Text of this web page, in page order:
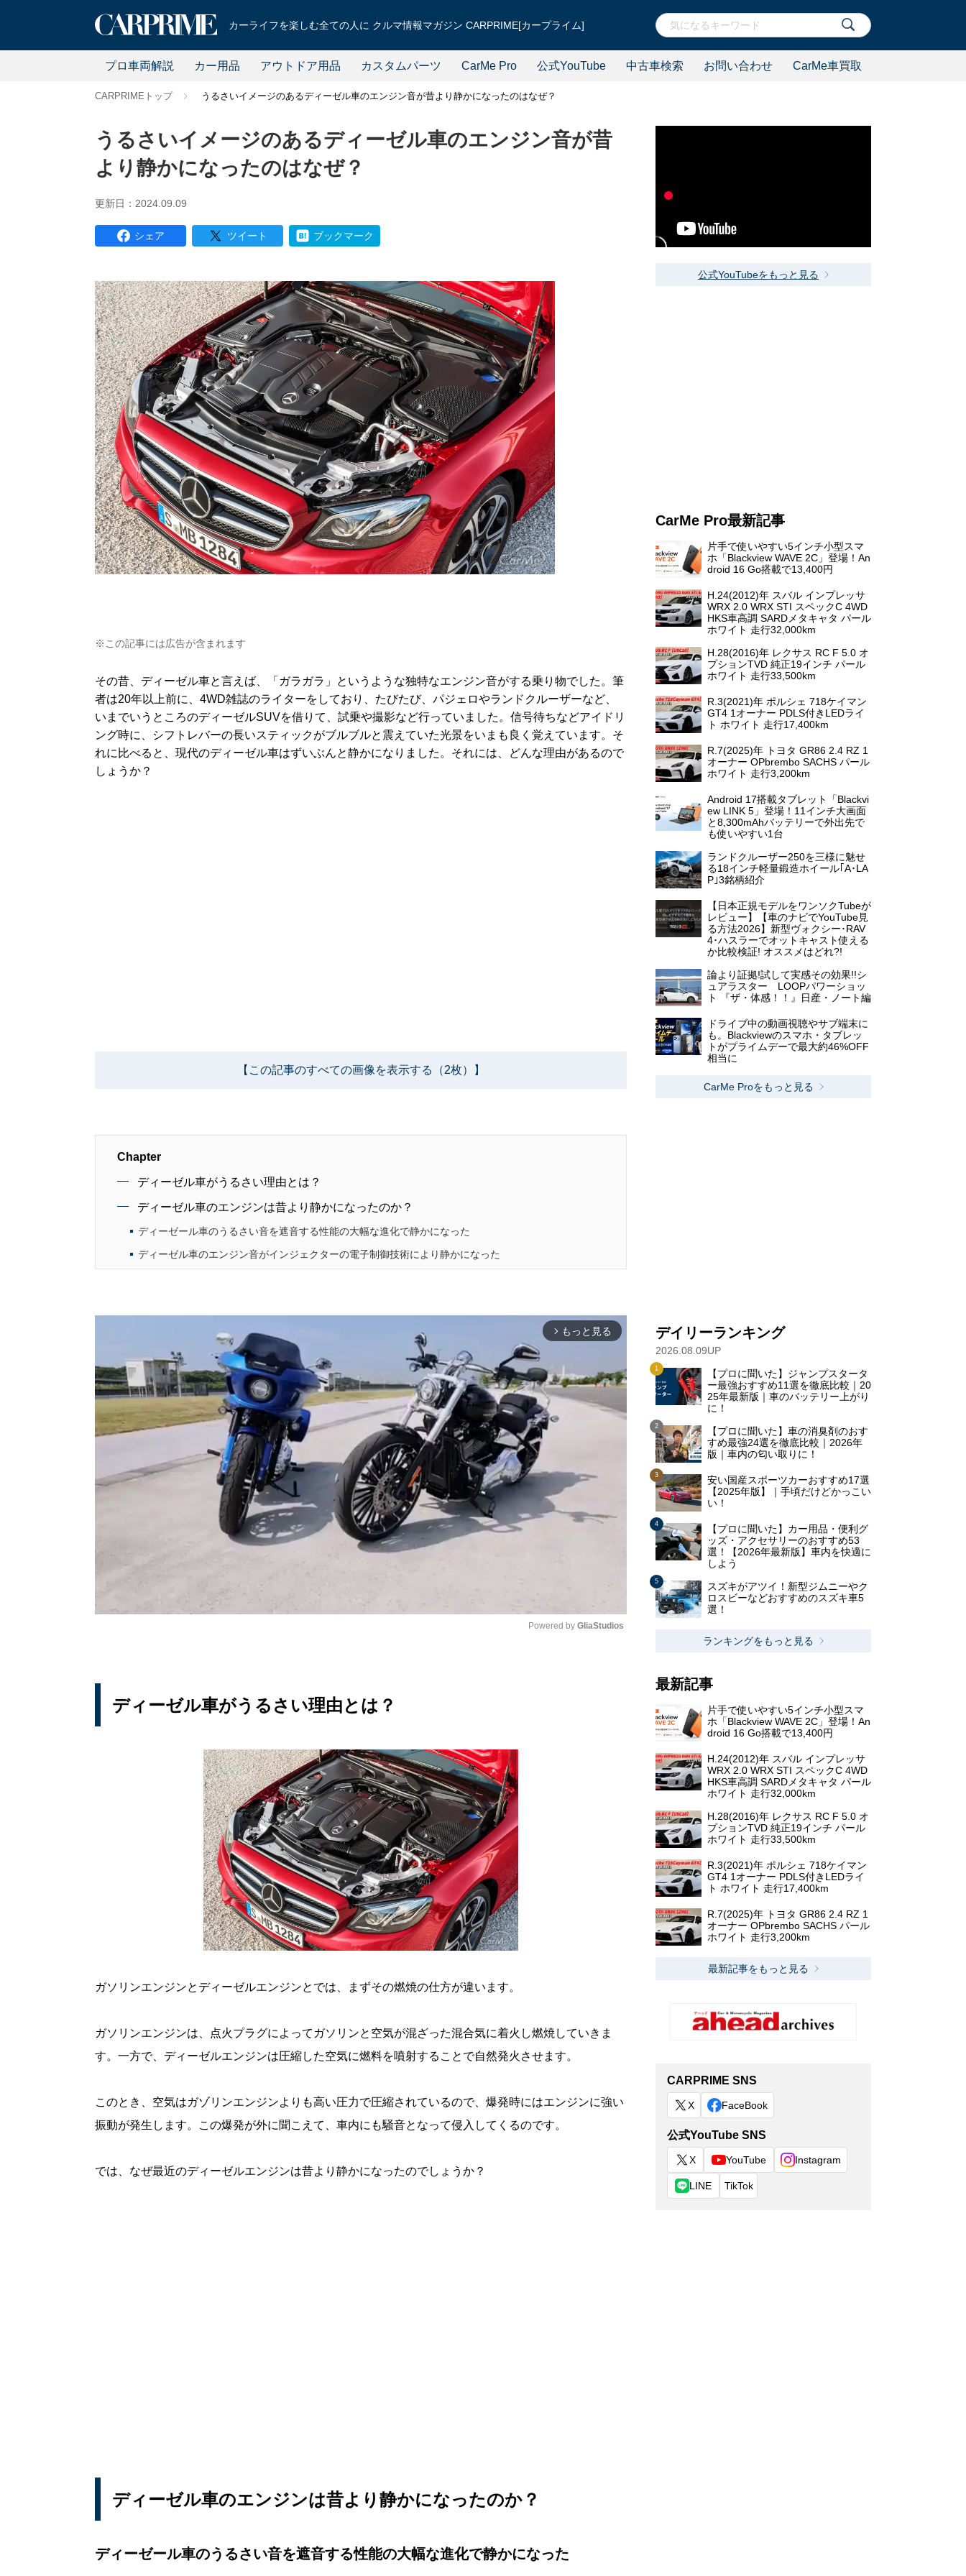
カーライフを楽しむ全ての人に クルマ情報マガジン CARPRIME[カープライム]
プロ車両解説 カー用品 アウトドア用品 カスタムパーツ CarMe Pro 公式YouTube 中古車検索 お問い合わせ CarMe車買取
CARPRIMEトップ うるさいイメージのあるディーゼル車のエンジン音が昔より静かになったのはなぜ？
うるさいイメージのあるディーゼル車のエンジン音が昔
より静かになったのはなぜ？
更新日：2024.09.09
シェア ツイート ブックマーク
※この記事には広告が含まれます
その昔、ディーゼル車と言えば、「ガラガラ」というような独特なエンジン音がする乗り物でした。筆
者は20年以上前に、4WD雑誌のライターをしており、たびたび、パジェロやランドクルーザーなど、
いまでいうところのディーゼルSUVを借りて、試乗や撮影など行っていました。信号待ちなどアイドリ
ング時に、シフトレバーの長いスティックがブルブルと震えていた光景をいまも良く覚えています。そ
れに比べると、現代のディーゼル車はずいぶんと静かになりました。それには、どんな理由があるので
しょうか？
【この記事のすべての画像を表示する（2枚）】
Chapter
ディーゼル車がうるさい理由とは？
ディーゼル車のエンジンは昔より静かになったのか？
ディーゼール車のうるさい音を遮音する性能の大幅な進化で静かになった
ディーゼル車のエンジン音がインジェクターの電子制御技術により静かになった
arrow_forward_ios もっと見る
Powered by GliaStudios
ディーゼル車がうるさい理由とは？
ガソリンエンジンとディーゼルエンジンとでは、まずその燃焼の仕方が違います。
ガソリンエンジンは、点火プラグによってガソリンと空気が混ざった混合気に着火し燃焼していきま
す。一方で、ディーゼルエンジンは圧縮した空気に燃料を噴射することで自然発火させます。
このとき、空気はガゾリンエンジンよりも高い圧力で圧縮されているので、爆発時にはエンジンに強い
振動が発生します。この爆発が外に聞こえて、車内にも騒音となって侵入してくるのです。
では、なぜ最近のディーゼルエンジンは昔より静かになったのでしょうか？
ディーゼル車のエンジンは昔より静かになったのか？
ディーゼール車のうるさい音を遮音する性能の大幅な進化で静かになった
公式YouTubeをもっと見る
CarMe Pro最新記事
片手で使いやすい5インチ小型スマ
ホ「Blackview WAVE 2C」登場！An
droid 16 Go搭載で13,400円
H.24(2012)年 スバル インプレッサ
WRX 2.0 WRX STI スペックC 4WD
HKS車高調 SARDメタキャタ パール
ホワイト 走行32,000km
H.28(2016)年 レクサス RC F 5.0 オ
プションTVD 純正19インチ パール
ホワイト 走行33,500km
R.3(2021)年 ポルシェ 718ケイマン
GT4 1オーナー PDLS付きLEDライ
ト ホワイト 走行17,400km
R.7(2025)年 トヨタ GR86 2.4 RZ 1
オーナー OPbrembo SACHS パール
ホワイト 走行3,200km
Android 17搭載タブレット「Blackvi
ew LINK 5」登場！11インチ大画面
と8,300mAhバッテリーで外出先で
も使いやすい1台
ランドクルーザー250を三様に魅せ
る18インチ軽量鍛造ホイール｢A･LA
P｣3銘柄紹介
【日本正規モデルをワンソクTubeが
レビュー】【車のナビでYouTube見
る方法2026】新型ヴォクシー･RAV
4･ハスラーでオットキャスト使える
か比較検証! オススメはどれ?!
論より証拠!試して実感その効果!!シ
ュアラスター LOOPパワーショッ
ト 『ザ・体感！！』日産・ノート編
ドライブ中の動画視聴やサブ端末に
も。Blackviewのスマホ・タブレッ
トがプライムデーで最大約46%OFF
相当に
CarMe Proをもっと見る
デイリーランキング
2026.08.09UP
【プロに聞いた】ジャンプスタータ
ー最強おすすめ11選を徹底比較｜20
25年最新版｜車のバッテリー上がり
に！
【プロに聞いた】車の消臭剤のおす
すめ最強24選を徹底比較｜2026年
版｜車内の匂い取りに！
安い国産スポーツカーおすすめ17選
【2025年版】｜手頃だけどかっこい
い！
【プロに聞いた】カー用品・便利グ
ッズ・アクセサリーのおすすめ53
選！【2026年最新版】車内を快適に
しよう
スズキがアツイ！新型ジムニーやク
ロスビーなどおすすめのスズキ車5
選！
ランキングをもっと見る
最新記事
片手で使いやすい5インチ小型スマ
ホ「Blackview WAVE 2C」登場！An
droid 16 Go搭載で13,400円
H.24(2012)年 スバル インプレッサ
WRX 2.0 WRX STI スペックC 4WD
HKS車高調 SARDメタキャタ パール
ホワイト 走行32,000km
H.28(2016)年 レクサス RC F 5.0 オ
プションTVD 純正19インチ パール
ホワイト 走行33,500km
R.3(2021)年 ポルシェ 718ケイマン
GT4 1オーナー PDLS付きLEDライ
ト ホワイト 走行17,400km
R.7(2025)年 トヨタ GR86 2.4 RZ 1
オーナー OPbrembo SACHS パール
ホワイト 走行3,200km
最新記事をもっと見る
CARPRIME SNS
X FaceBook
公式YouTube SNS
X YouTube Instagram
LINE TikTok